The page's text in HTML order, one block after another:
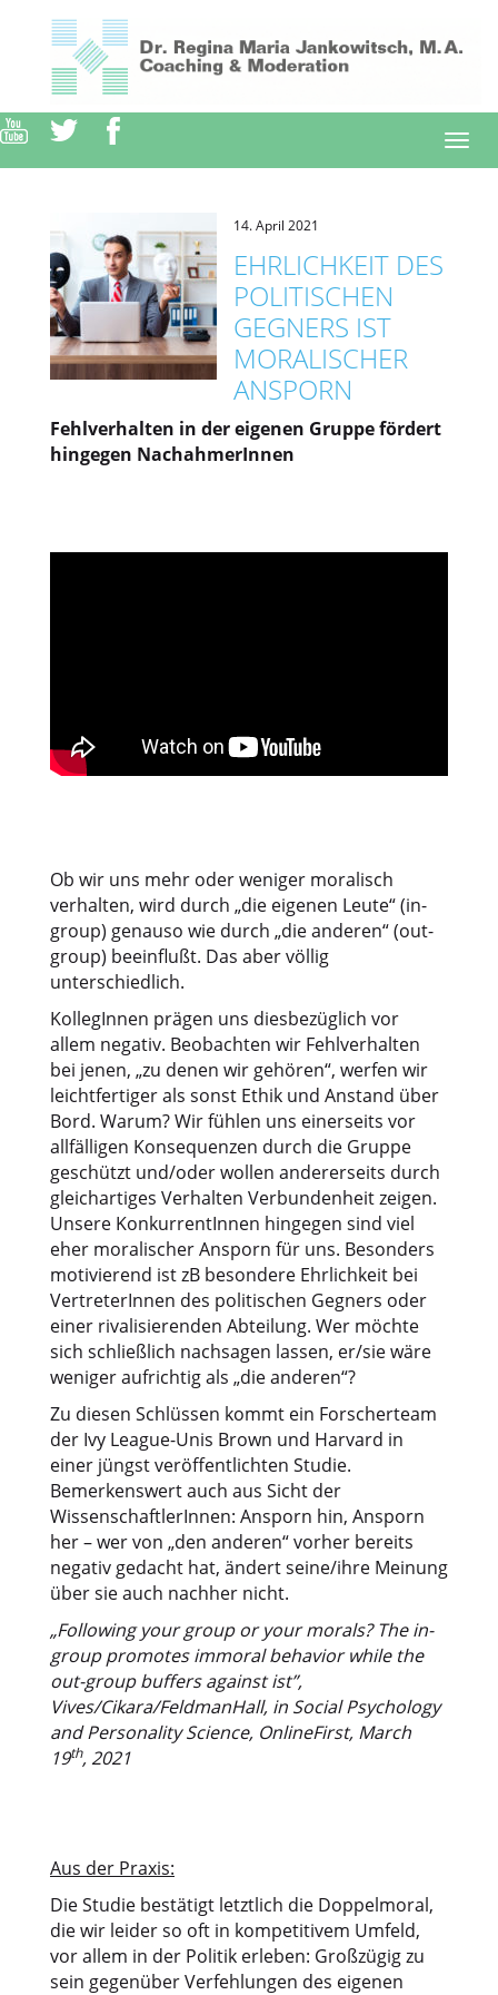
14. April 2021
EHRLICHKEIT DES
POLITISCHEN
GEGNERS IST
MORALISCHER
ANSPORN
Fehlverhalten in der eigenen Gruppe fördert
hingegen NachahmerInnen
Ob wir uns mehr oder weniger moralisch
verhalten, wird durch „die eigenen Leute“ (in-
group) genauso wie durch „die anderen“ (out-
group) beeinflußt. Das aber völlig
unterschiedlich.
KollegInnen prägen uns diesbezüglich vor
allem negativ. Beobachten wir Fehlverhalten
bei jenen, „zu denen wir gehören“, werfen wir
leichtfertiger als sonst Ethik und Anstand über
Bord. Warum? Wir fühlen uns einerseits vor
allfälligen Konsequenzen durch die Gruppe
geschützt und/oder wollen andererseits durch
gleichartiges Verhalten Verbundenheit zeigen.
Unsere KonkurrentInnen hingegen sind viel
eher moralischer Ansporn für uns. Besonders
motivierend ist zB besondere Ehrlichkeit bei
VertreterInnen des politischen Gegners oder
einer rivalisierenden Abteilung. Wer möchte
sich schließlich nachsagen lassen, er/sie wäre
weniger aufrichtig als „die anderen“?
Zu diesen Schlüssen kommt ein Forscherteam
der Ivy League-Unis Brown und Harvard in
einer jüngst veröffentlichten Studie.
Bemerkenswert auch aus Sicht der
WissenschaftlerInnen: Ansporn hin, Ansporn
her – wer von „den anderen“ vorher bereits
negativ gedacht hat, ändert seine/ihre Meinung
über sie auch nachher nicht.
„Following your group or your morals? The in-
group promotes immoral behavior while the
out-group buffers against ist”,
Vives/Cikara/FeldmanHall, in Social Psychology
and Personality Science, OnlineFirst, March
19th, 2021
Aus der Praxis:
Die Studie bestätigt letztlich die Doppelmoral,
die wir leider so oft in kompetitivem Umfeld,
vor allem in der Politik erleben: Großzügig zu
sein gegenüber Verfehlungen des eigenen